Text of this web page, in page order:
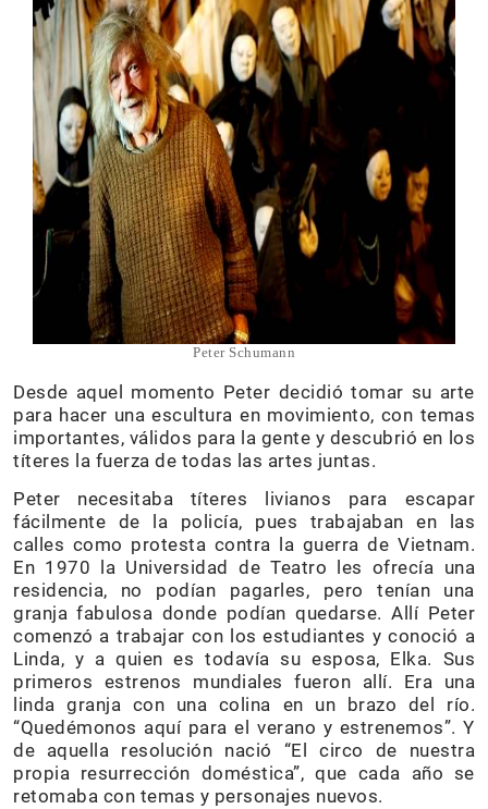
Peter Schumann
Desde aquel momento Peter decidió tomar su arte
para hacer una escultura en movimiento, con temas
importantes, válidos para la gente y descubrió en los
títeres la fuerza de todas las artes juntas.
Peter necesitaba títeres livianos para escapar
fácilmente de la policía, pues trabajaban en las
calles como protesta contra la guerra de Vietnam.
En 1970 la Universidad de Teatro les ofrecía una
residencia, no podían pagarles, pero tenían una
granja fabulosa donde podían quedarse. Allí Peter
comenzó a trabajar con los estudiantes y conoció a
Linda, y a quien es todavía su esposa, Elka. Sus
primeros estrenos mundiales fueron allí. Era una
linda granja con una colina en un brazo del río.
“Quedémonos aquí para el verano y estrenemos”. Y
de aquella resolución nació “El circo de nuestra
propia resurrección doméstica”, que cada año se
retomaba con temas y personajes nuevos.